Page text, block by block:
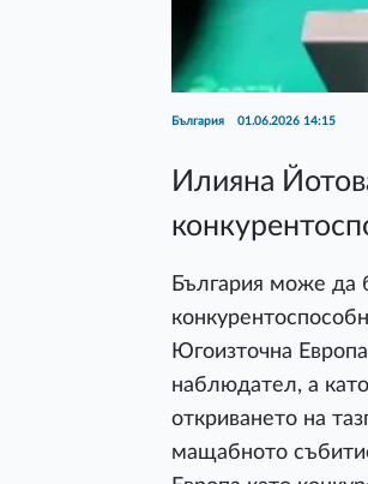
България 01.06.2026 14:15
Илияна
България може да
Югоизточна
наблюдател, а
откриването на
мащабното